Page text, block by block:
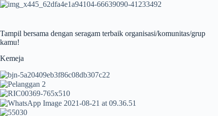
Tampil bersama dengan seragam terbaik organisasi/komunitas/grup
kamu!
Kemeja